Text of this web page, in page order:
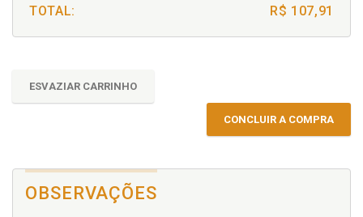
TOTAL: R$ 107,91
ESVAZIAR CARRINHO
CONCLUIR A COMPRA
OBSERVAÇÕES